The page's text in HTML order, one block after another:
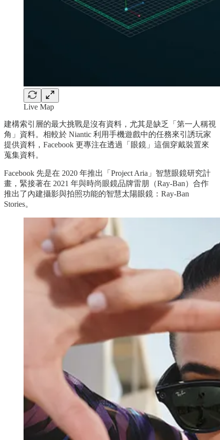
Live Map
建構索引層的最大挑戰是沒有資料，尤其是缺乏「第一人稱視
角」資料。相較於 Niantic 利用手機遊戲中的任務來引誘玩家
提供資料，Facebook 更專注在透過「眼鏡」這個穿戴裝置來
蒐集資料。
Facebook 先是在 2020 年推出「Project Aria」智慧眼鏡研究計
畫，緊接著在 2021 年與時尚眼鏡品牌雷朋（Ray-Ban）合作
推出了內建攝影與拍照功能的智慧太陽眼鏡：Ray-Ban
Stories。